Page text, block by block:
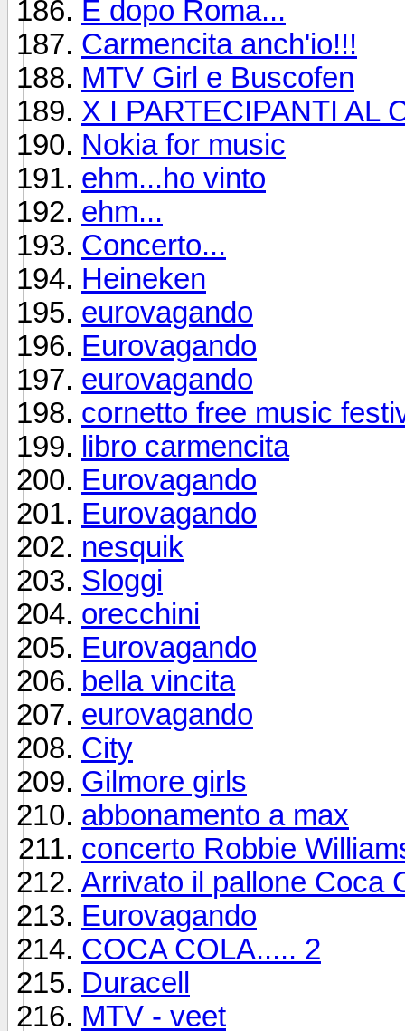
E dopo Roma...
Carmencita anch'io!!!
MTV Girl e Buscofen
X I PARTECIPANTI AL
Nokia for music
ehm...ho vinto
ehm...
Concerto...
Heineken
eurovagando
Eurovagando
eurovagando
cornetto free music
libro carmencita
Eurovagando
Eurovagando
nesquik
Sloggi
orecchini
Eurovagando
bella vincita
eurovagando
City
Gilmore girls
abbonamento a max
concerto Robbie
Arrivato il pallone Coca
Eurovagando
COCA COLA..... 2
Duracell
MTV - veet